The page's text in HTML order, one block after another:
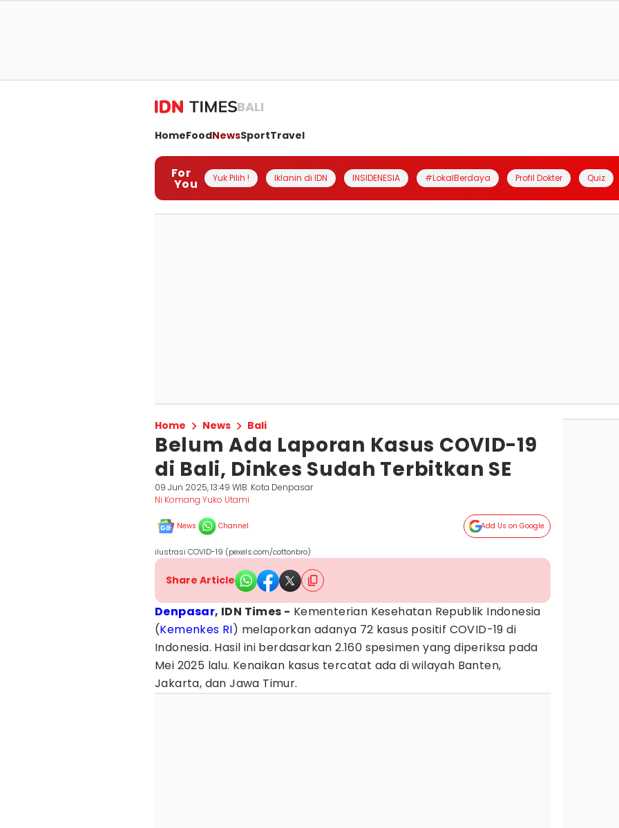
BALI
HomeFoodNewsSportTravel
For
You Yuk Pilih ! Iklanin di IDN INSIDENESIA #LokalBerdaya Profil Dokter Quiz
Home News Bali
Belum Ada Laporan Kasus COVID-19
di Bali, Dinkes Sudah Terbitkan SE
09 Jun 2025, 13:49 WIB Kota Denpasar
Ni Komang Yuko Utami
News Channel Add Us on Google
ilustrasi COVID-19 (pexels.com/cottonbro)
Share Article
Denpasar, IDN Times - Kementerian Kesehatan Republik Indonesia
(Kemenkes RI) melaporkan adanya 72 kasus positif COVID-19 di
Indonesia. Hasil ini berdasarkan 2.160 spesimen yang diperiksa pada
Mei 2025 lalu. Kenaikan kasus tercatat ada di wilayah Banten,
Jakarta, dan Jawa Timur.